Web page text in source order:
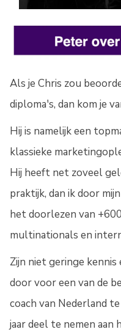
Als je Chris zou
diploma's, dan kom je
Hij is namelijk een
klassieke
Hij heeft net zoveel
praktijk, dan ik door
het doorlezen van
multinationals en
Zijn niet geringe
door voor een van de
coach van Nederland
jaar deel te nemen aan